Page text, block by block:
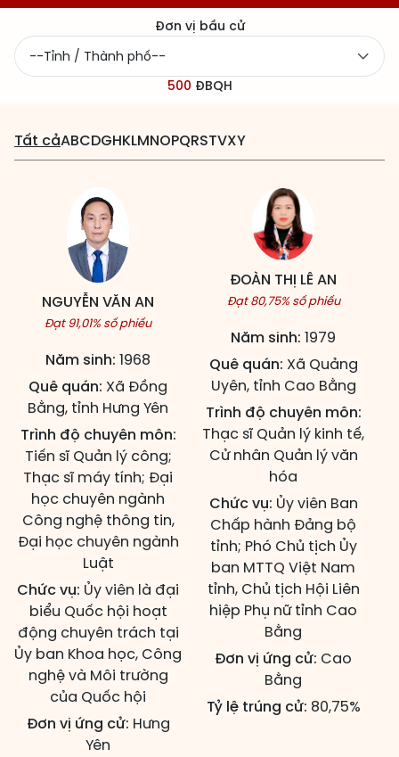
Đơn vị bầu cử
500 ĐBQH
Tất cảABCDGHKLMNOPQRSTVXY
NGUYỄN VĂN AN
Đạt 91,01% số phiếu
Năm sinh: 1968
Quê quán: Xã Đồng
Bằng, tỉnh Hưng Yên
Trình độ chuyên môn:
Tiến sĩ Quản lý công;
Thạc sĩ máy tính; Đại
học chuyên ngành
Công nghệ thông tin,
Đại học chuyên ngành
Luật
Chức vụ: Ủy viên là đại
biểu Quốc hội hoạt
động chuyên trách tại
Ủy ban Khoa học, Công
nghệ và Môi trường
của Quốc hội
Đơn vị ứng cử: Hưng
Yên
ĐOÀN THỊ LÊ AN
Đạt 80,75% số phiếu
Năm sinh: 1979
Quê quán: Xã Quảng
Uyên, tỉnh Cao Bằng
Trình độ chuyên môn:
Thạc sĩ Quản lý kinh tế,
Cử nhân Quản lý văn
hóa
Chức vụ: Ủy viên Ban
Chấp hành Đảng bộ
tỉnh; Phó Chủ tịch Ủy
ban MTTQ Việt Nam
tỉnh, Chủ tịch Hội Liên
hiệp Phụ nữ tỉnh Cao
Bằng
Đơn vị ứng cử: Cao
Bằng
Tỷ lệ trúng cử: 80,75%